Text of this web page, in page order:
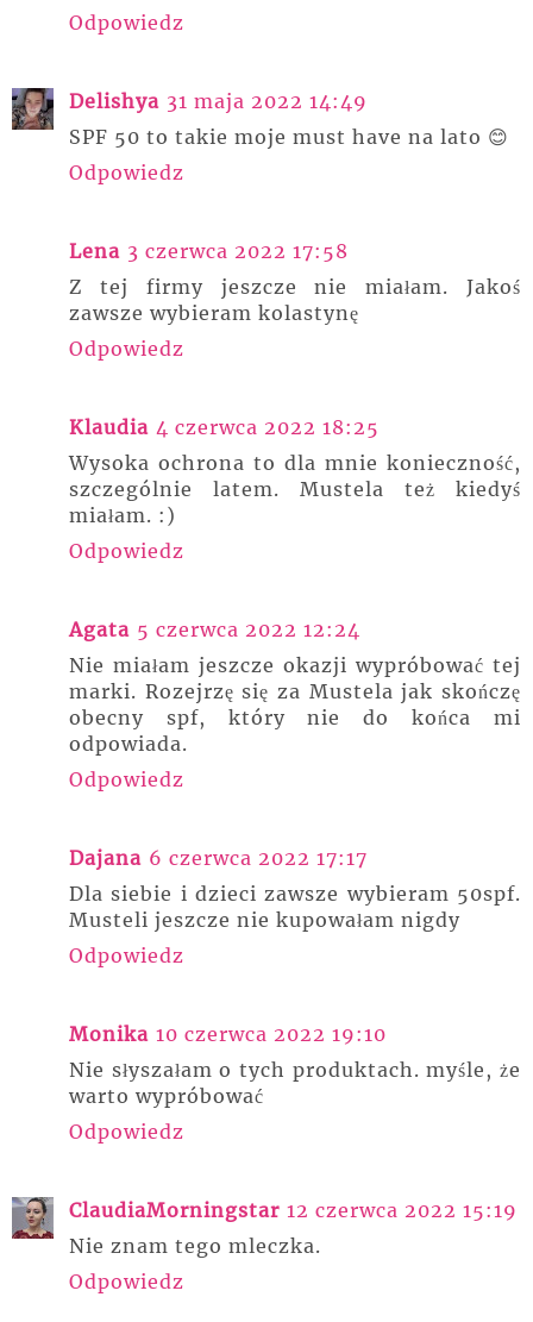
Odpowiedz
Delishya 31 maja 2022 14:49
SPF 50 to takie moje must have na lato 😊
Odpowiedz
Lena 3 czerwca 2022 17:58
Z tej firmy jeszcze nie miałam. Jakoś
zawsze wybieram kolastynę
Odpowiedz
Klaudia 4 czerwca 2022 18:25
Wysoka ochrona to dla mnie konieczność,
szczególnie latem. Mustela też kiedyś
miałam. :)
Odpowiedz
Agata 5 czerwca 2022 12:24
Nie miałam jeszcze okazji wypróbować tej
marki. Rozejrzę się za Mustela jak skończę
obecny spf, który nie do końca mi
odpowiada.
Odpowiedz
Dajana 6 czerwca 2022 17:17
Dla siebie i dzieci zawsze wybieram 50spf.
Musteli jeszcze nie kupowałam nigdy
Odpowiedz
Monika 10 czerwca 2022 19:10
Nie słyszałam o tych produktach. myśle, że
warto wypróbować
Odpowiedz
ClaudiaMorningstar 12 czerwca 2022 15:19
Nie znam tego mleczka.
Odpowiedz